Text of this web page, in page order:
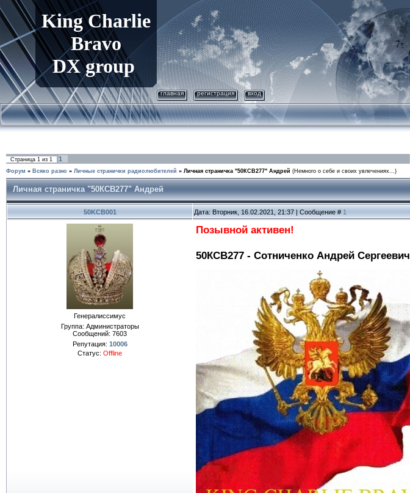
KingCharlie
Bravo
DX group
главная регистрация вход
Страница 1 из 1 1
Форум » Всяко разно » Личные странички радиолюбителей » Личная страничка "50КСВ277" Андрей (Немного о себе и своих увлечениях...)
Личная страничка "50КСВ277" Андрей
50KCB001 Дата: Вторник, 16.02.2021, 21:37 | Сообщение # 1
Генералиссимус
Группа: Администраторы
Сообщений: 7603
Репутация: 10006
Статус: Offline
Позывной активен!
50КСВ277 - Сотниченко Андрей Сергеевич